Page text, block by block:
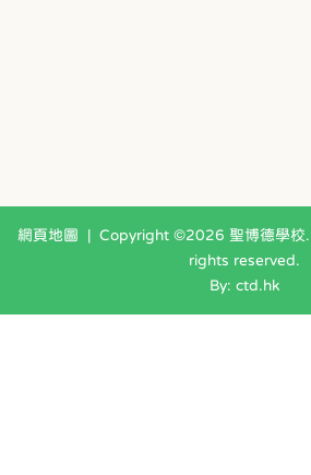
網頁地圖 | Copyright ©2026 聖博德學校.
rights reserved.
By: ctd.hk